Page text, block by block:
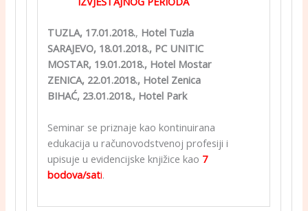
TUZLA, 17.01.2018., Hotel Tuzla
SARAJEVO, 18.01.2018., PC UNITIC
MOSTAR, 19.01.2018., Hotel Mostar
ZENICA, 22.01.2018., Hotel Zenica
BIHAĆ, 23.01.2018., Hotel Park
Seminar se priznaje kao kontinuirana
edukacija u računovodstvenoj profesiji i
upisuje u evidencijske knjižice kao 7
bodova/sati.